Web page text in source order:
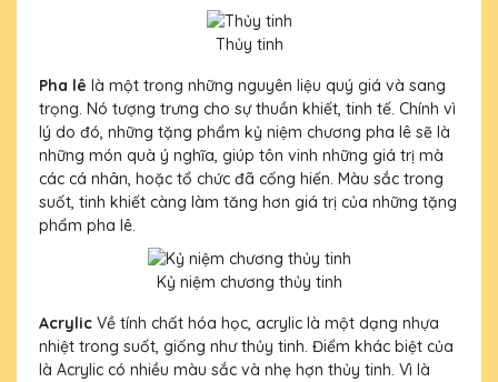
Thủy tinh
Pha lê là một trong những nguyên liệu quý giá và sang
trọng. Nó tượng trưng cho sự thuần khiết, tinh tế. Chính vì
lý do đó, những tặng phẩm kỷ niệm chương pha lê sẽ là
những món quà ý nghĩa, giúp tôn vinh những giá trị mà
các cá nhân, hoặc tổ chức đã cống hiến. Màu sắc trong
suốt, tinh khiết càng làm tăng hơn giá trị của những tặng
phẩm pha lê.
Kỷ niệm chương thủy tinh
Acrylic Về tính chất hóa học, acrylic là một dạng nhựa
nhiệt trong suốt, giống như thủy tinh. Điểm khác biệt của
là Acrylic có nhiều màu sắc và nhẹ hợn thủy tinh. Vì là